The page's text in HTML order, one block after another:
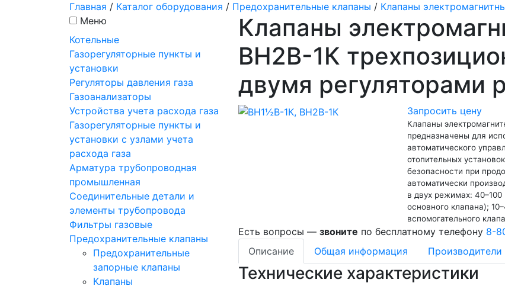
Главная / Каталог оборудования / Предохранительные клапаны / Клапаны
Меню
Котельные
Газорегуляторные пункты и
установки
Регуляторы давления газа
Газоанализаторы
Устройства учета расхода газа
Газорегуляторные пункты и
установки с узлами учета
расхода газа
Арматура трубопроводная
промышленная
Соединительные детали и
элементы трубопровода
Фильтры газовые
Предохранительные клапаны
Предохранительные
запорные клапаны
Клапаны
Клапаны
ВН2В-1К
двумя регуляторами
Запросить цену
Клапаны
предназначены для
автоматического
отопительных
безопасности при
автоматически
в двух режимах:
основного клапана);
вспомогательного
Есть вопросы — звоните по бесплатному телефону 8-
Описание
Общая информация Производители
Технические характеристики